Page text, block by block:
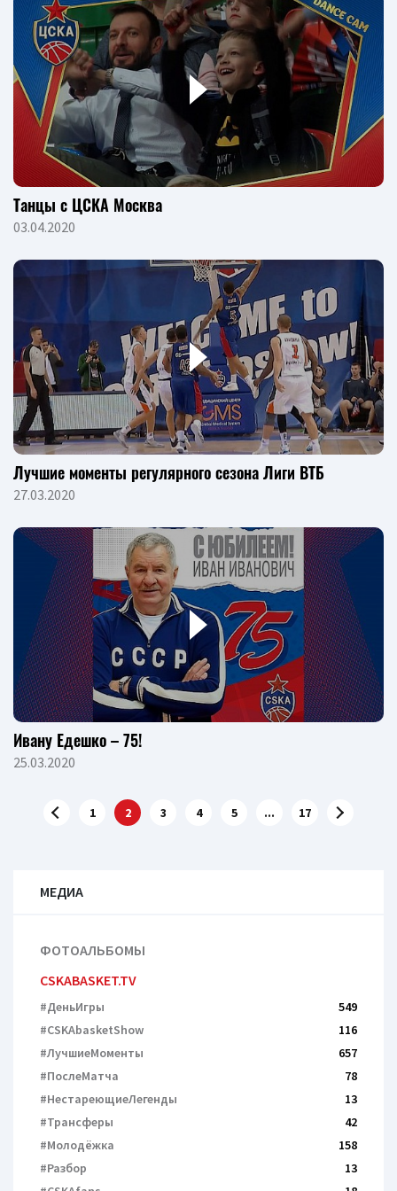
Танцы с ЦСКА Москва
03.04.2020
Лучшие моменты регулярного сезона Лиги ВТБ
27.03.2020
Ивану Едешко – 75!
25.03.2020
1 2 3 4 5 ... 17
МЕДИА
ФОТОАЛЬБОМЫ
CSKABASKET.TV
#ДеньИгры
549
#CSKAbasketShow
116
#ЛучшиеМоменты
657
#ПослеМатча
78
#НестареющиеЛегенды
13
#Трансферы
42
#Молодёжка
158
#Разбор
13